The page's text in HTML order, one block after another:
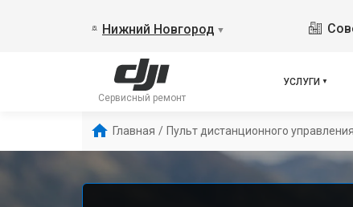
Нижний Новгород ▼
Сервисный ремонт
УСЛУГИ
Главная / Пульт дистанционного управления